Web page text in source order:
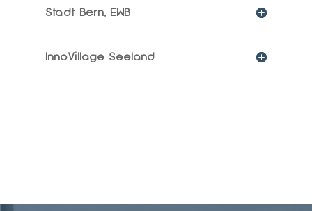
Stadt Bern, EWB
InnoVillage Seeland